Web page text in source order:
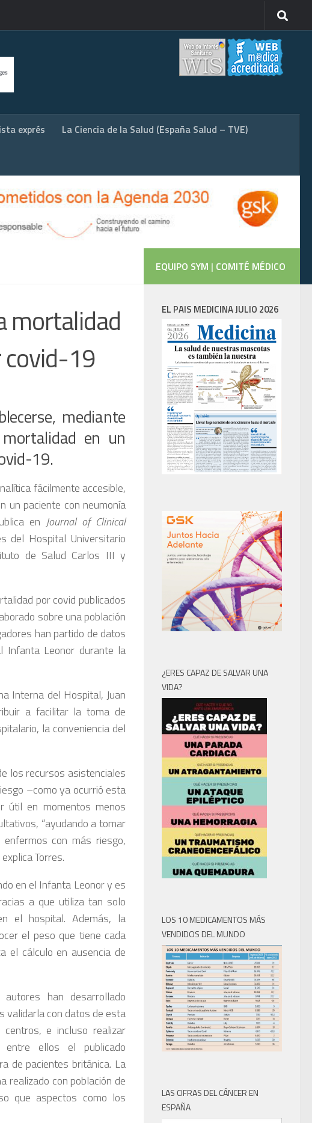
exprés La Ciencia de la Salud (España Salud – TVE)
mortalidad
covid-19
mediante
en un
19.
fácilmente accesible,
un paciente con neumonía
en Journal of Clinical
del Hospital Universitario
de Salud Carlos III y
por covid publicados
sobre una población
han partido de datos
Infanta Leonor durante la
Interna del Hospital, Juan
a facilitar la toma de
la conveniencia del
los recursos asistenciales
–como ya ocurrió esta
útil en momentos menos
“ayudando a tomar
con más riesgo,
Torres.
en el Infanta Leonor y es
a que utiliza tan solo
el hospital. Además, la
el peso que tiene cada
el cálculo en ausencia de
han desarrollado
validarla con datos de esta
e incluso realizar
entre ellos el publicado
de pacientes británica. La
realizado con población de
que aspectos como los
EQUIPO SYM | COMITÉ MÉDICO
EL PAIS MEDICINA JULIO 2026
¿ERES CAPAZ DE SALVAR UNA
VIDA?
LOS 10 MEDICAMENTOS MÁS
VENDIDOS DEL MUNDO
LAS CIFRAS DEL CÁNCER EN
ESPAÑA